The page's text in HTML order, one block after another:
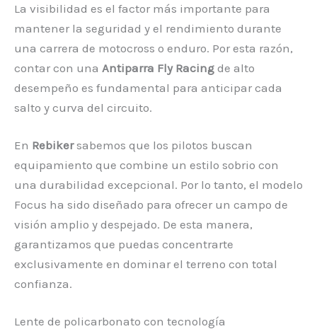
La visibilidad es el factor más importante para
mantener la seguridad y el rendimiento durante
una carrera de motocross o enduro. Por esta razón,
contar con una Antiparra Fly Racing de alto
desempeño es fundamental para anticipar cada
salto y curva del circuito.
En Rebikersabemos que los pilotos buscan
equipamiento que combine un estilo sobrio con
una durabilidad excepcional. Por lo tanto, el modelo
Focus ha sido diseñado para ofrecer un campo de
visión amplio y despejado. De esta manera,
garantizamos que puedas concentrarte
exclusivamente en dominar el terreno con total
confianza.
Lente de policarbonato con tecnología